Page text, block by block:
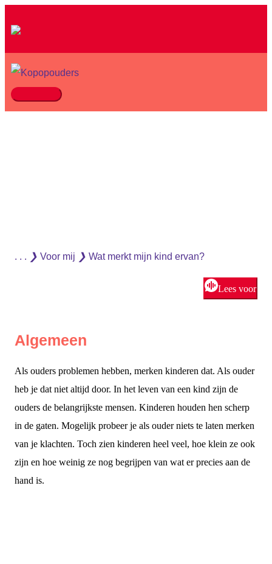
naar
inhoud
Hoofdmenu
. . . ❯ Voor mij ❯ Wat merkt mijn kind ervan?
Lees voor
Algemeen
Als ouders problemen hebben, merken kinderen dat. Als ouder
heb je dat niet altijd door. In het leven van een kind zijn de
ouders de belangrijkste mensen. Kinderen houden hen scherp
in de gaten. Mogelijk probeer je als ouder niets te laten merken
van je klachten. Toch zien kinderen heel veel, hoe klein ze ook
zijn en hoe weinig ze nog begrijpen van wat er precies aan de
hand is.